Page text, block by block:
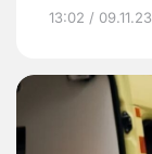
13:02 / 09.11.23